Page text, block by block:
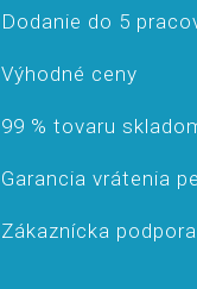
Dodanie do 5
Výhodné ceny
99 % tovaru
Garancia vrátenia
Zákaznícka podpora